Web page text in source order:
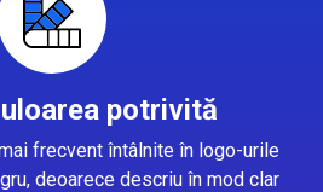
potrivită
frecvent întâlnite în logo-urile
deoarece descriu în mod clar